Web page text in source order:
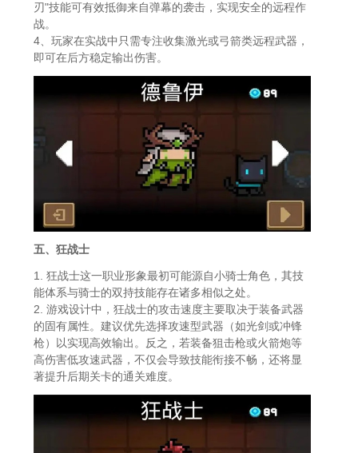
刃"技能可有效抵御来自弹幕的袭击，实现安全的远程作
战。
4、玩家在实战中只需专注收集激光或弓箭类远程武器，
即可在后方稳定输出伤害。
五、狂战士
1. 狂战士这一职业形象最初可能源自小骑士角色，其技
能体系与骑士的双持技能存在诸多相似之处。
2. 游戏设计中，狂战士的攻击速度主要取决于装备武器
的固有属性。建议优先选择攻速型武器（如光剑或冲锋
枪）以实现高效输出。反之，若装备狙击枪或火箭炮等
高伤害低攻速武器，不仅会导致技能衔接不畅，还将显
著提升后期关卡的通关难度。